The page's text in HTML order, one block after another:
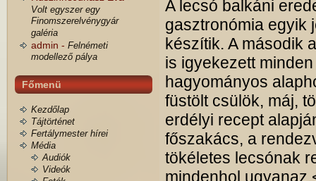
Volt egyszer egy
Finomszerelvénygyár
galéria
admin - Felnémeti
modellező pálya
Főmenü
Kezdőlap
Tájtörténet
Fertálymester hírei
Média
Audiók
Videók
A lecsó balkáni
gasztronómia egyik
készítik. A második
is igyekezett
hagyományos
füstölt csülök, máj,
erdélyi recept
főszakács, a
tökéletes lecsónak
mindenhol